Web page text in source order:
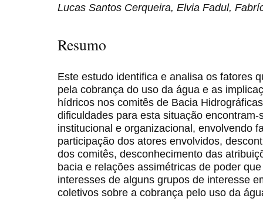
Lucas Santos Cerqueira, Elvia Fadul,
Resumo
Este estudo identifica e analisa os fatores
pela cobrança do uso da água e as
hídricos nos comitês de Bacia
dificuldades para esta situação
institucional e organizacional, envolvendo
participação dos atores envolvidos,
dos comitês, desconhecimento das
bacia e relações assimétricas de poder
interesses de alguns grupos de interesse
coletivos sobre a cobrança pelo uso da